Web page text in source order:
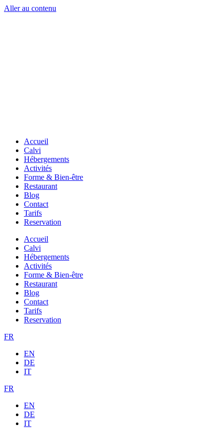
Aller au contenu
Accueil
Calvi
Hébergements
Activités
Forme & Bien-être
Restaurant
Blog
Contact
Tarifs
Reservation
Accueil
Calvi
Hébergements
Activités
Forme & Bien-être
Restaurant
Blog
Contact
Tarifs
Reservation
FR
EN
DE
IT
FR
EN
DE
IT